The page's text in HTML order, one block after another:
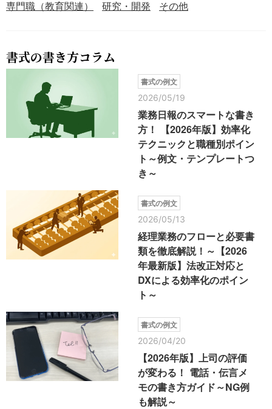
専門職（教育関連） 研究・開発 その他
書式の書き方コラム
書式の例文
2026/05/19
業務日報のスマートな書き
方！ 【2026年版】効率化
テクニックと職種別ポイン
ト～例文・テンプレートつ
き～
書式の例文
2026/05/13
経理業務のフローと必要書
類を徹底解説！～【2026
年最新版】法改正対応と
DXによる効率化のポイン
ト～
書式の例文
2026/04/20
【2026年版】上司の評価
が変わる！ 電話・伝言メ
モの書き方ガイド～NG例
も解説～